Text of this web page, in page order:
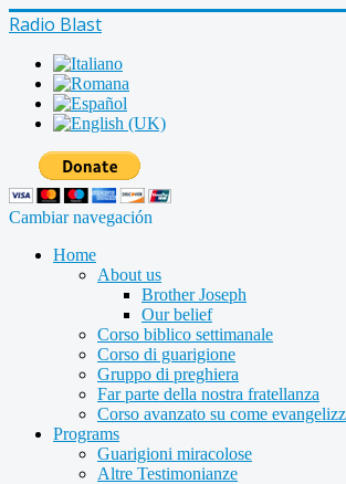
Radio Blast
Cambiar navegación
Home
About us
Brother Joseph
Our belief
Corso biblico settimanale
Corso di guarigione
Gruppo di preghiera
Far parte della nostra fratellanza
Corso avanzato su come
Programs
Guarigioni miracolose
Altre Testimonianze